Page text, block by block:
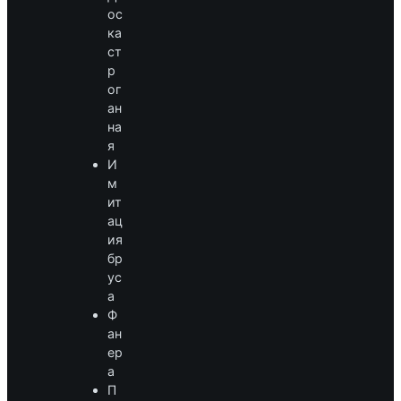
ос
ка
ст
р
ог
ан
на
я
И
м
ит
ац
ия
бр
ус
а
Ф
ан
ер
а
П